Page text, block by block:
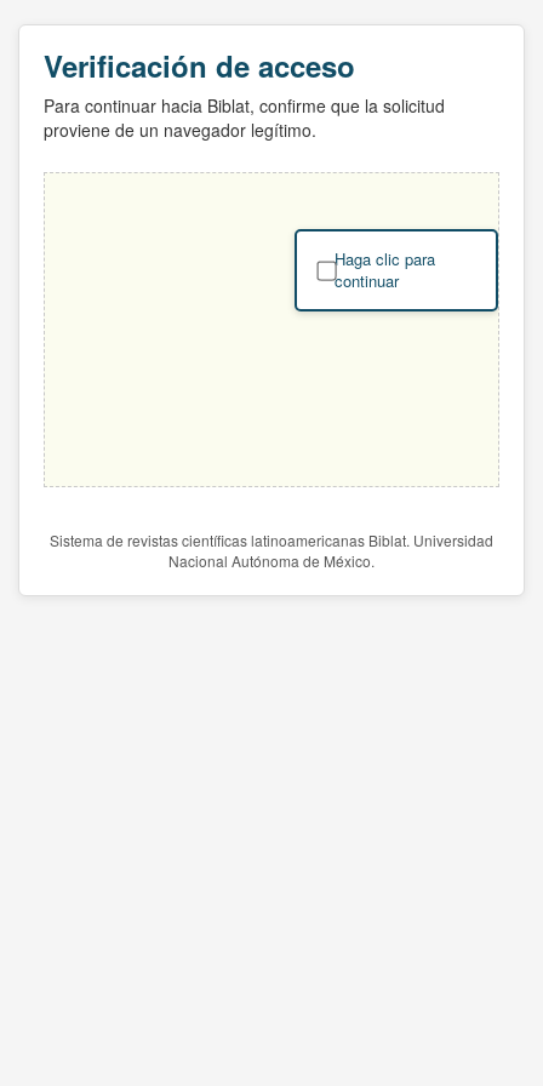
Verificación de acceso
Para continuar hacia Biblat, confirme que la solicitud
proviene de un navegador legítimo.
Haga clic para
continuar
Sistema de revistas científicas latinoamericanas Biblat. Universidad
Nacional Autónoma de México.